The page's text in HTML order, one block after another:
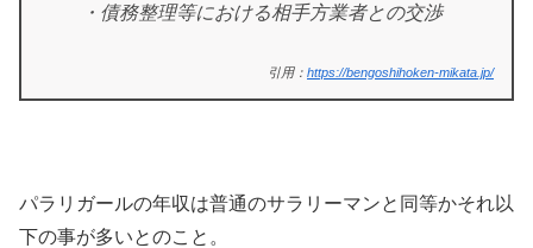
・債務整理等における相手方業者との交渉
引用： https://bengoshihoken-mikata.jp/
パラリガールの年収は普通のサラリーマンと同等かそれ以
下の事が多いとのこと。